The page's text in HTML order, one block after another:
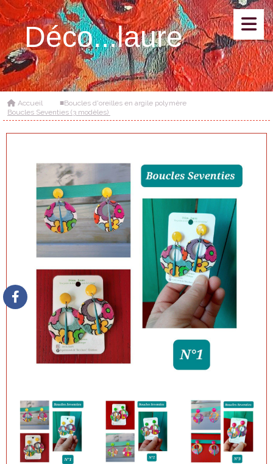
Déco...laure
Accueil
■Boucles d'oreilles en argile polymère
Boucles Seventies (3 modèles)